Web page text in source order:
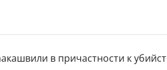
в причастности к